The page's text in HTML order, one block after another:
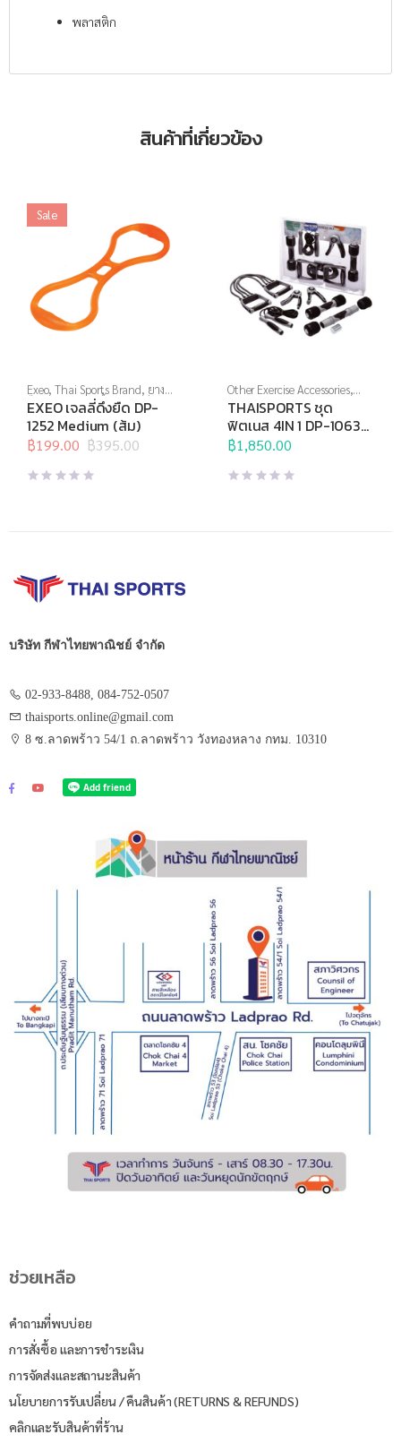
พลาสติก
สินค้าที่เกี่ยวข้อง
Sale
Exeo,Thai Sports Brand, ยาง
ยืด,สร้างกล้ามเนื้อ,สินค้าล็อต
สุดท้าย,อุปกรณ์คลายกล้ามเนื้อ
อุปกรณ์บริหารกาย ,อุปกรณ์ยืด
เหยียด,อุปกรณ์สุขภาพเพื่อผู้สูง
วัย
EXEO เจลลี่ดึงยืด DP-
1252 Medium (ส้ม)
฿395.00
Original
price
was:
฿199.00
Current
price
is:
Other Exercise Accessories,
Thai Sports,Thai Sports
Brand,อุปกรณ์บริหารกาย
THAISPORTS ชุด
ฟิตเนส 4IN 1 DP-1063
(เทาดำ)
฿1,850.00
บริษัท กีฬาไทยพาณิชย์ จำกัด
02-933-8488, 084-752-0507
thaisports.online@gmail.com
8 ซ.ลาดพร้าว 54/1 ถ.ลาดพร้าว วังทองหลาง กทม. 10310
ช่วยเหลือ
คำถามที่พบบ่อย
การสั่งซื้อ และการชำระเงิน
การจัดส่งและสถานะสินค้า
นโยบายการรับเปลี่ยน / คืนสินค้า (RETURNS & REFUNDS)
คลิกและรับสินค้าที่ร้าน